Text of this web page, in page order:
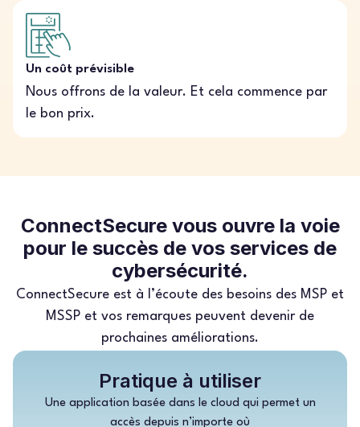
Un coût prévisible
Nous offrons de la valeur. Et cela commence par
le bon prix.
ConnectSecure vous ouvre la voie
pour le succès de vos services de
cybersécurité.
ConnectSecure est à l’écoute des besoins des MSP et
MSSP et vos remarques peuvent devenir de
prochaines améliorations.
Pratique à utiliser
Une application basée dans le cloud qui permet un
accès depuis n’importe où